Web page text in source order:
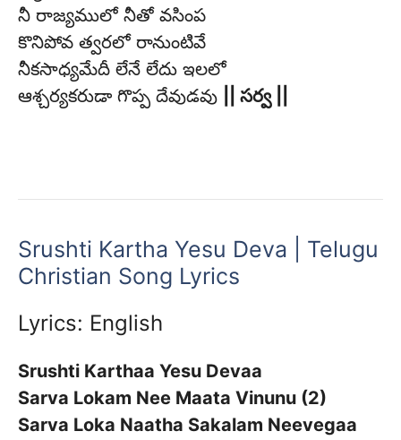
నీ రాజ్యములో నీతో వసింప
కొనిపోవ త్వరలో రానుంటివే
నీకసాధ్యమేదీ లేనే లేదు ఇలలో
ఆశ్చర్యకరుడా గొప్ప దేవుడవు
|| సర్వ ||
Srushti Kartha Yesu Deva | Telugu
Christian Song Lyrics
Lyrics: English
Srushti Karthaa Yesu Devaa
Sarva Lokam Nee Maata Vinunu (2)
Sarva Loka Naatha Sakalam Neevegaa